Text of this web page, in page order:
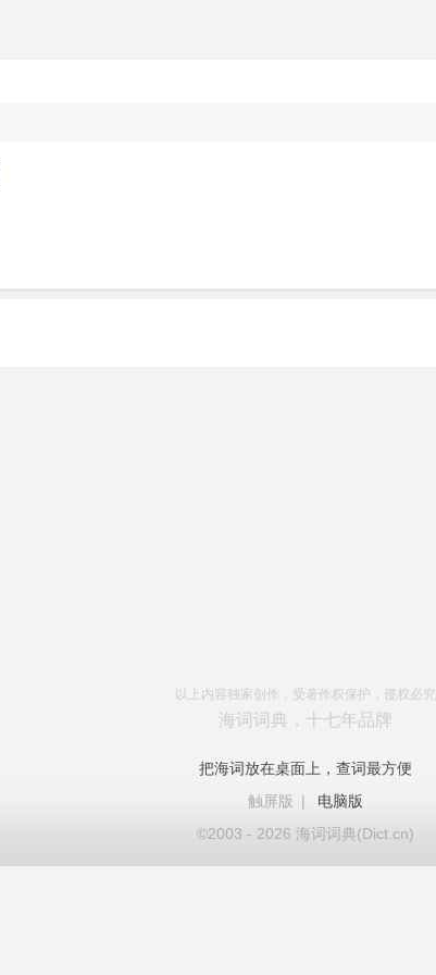
以上内容独家创作，受著作权保护，侵权必究
海词词典，十七年品牌
把海词放在桌面上，查词最方便
触屏版
|
电脑版
©2003 - 2026 海词词典(Dict.cn)